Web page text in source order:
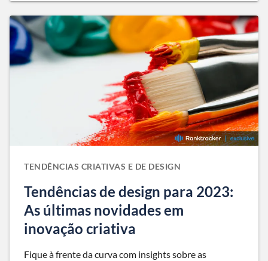
TENDÊNCIAS CRIATIVAS E DE DESIGN
Tendências de design para 2023:
As últimas novidades em
inovação criativa
Fique à frente da curva com insights sobre as